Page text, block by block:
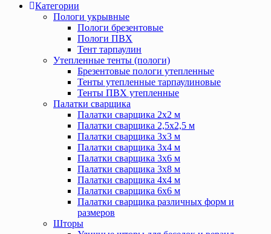
Категории
Пологи укрывные
Пологи брезентовые
Пологи ПВХ
Тент тарпаулин
Утепленные тенты (пологи)
Брезентовые пологи утепленные
Тенты утепленные тарпаулиновые
Тенты ПВХ утепленные
Палатки сварщика
Палатки сварщика 2х2 м
Палатки сварщика 2,5х2,5 м
Палатки сварщика 3х3 м
Палатки сварщика 3х4 м
Палатки сварщика 3х6 м
Палатки сварщика 3х8 м
Палатки сварщика 4х4 м
Палатки сварщика 6х6 м
Палатки сварщика различных форм и
размеров
Шторы